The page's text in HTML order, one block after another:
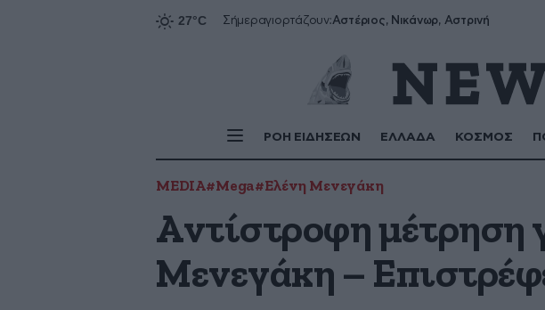
Σήμεραγιορτάζουν:Αστέριος, Νικάνωρ, Αστρινή
ΡΟΗ ΕΙΔΗΣΕΩΝ ΕΛΛΑΔΑ ΚΟΣΜΟΣ
MEDIA#Mega#Ελένη Μενεγάκη
Aντίστροφη μέτρηση
Μενεγάκη –